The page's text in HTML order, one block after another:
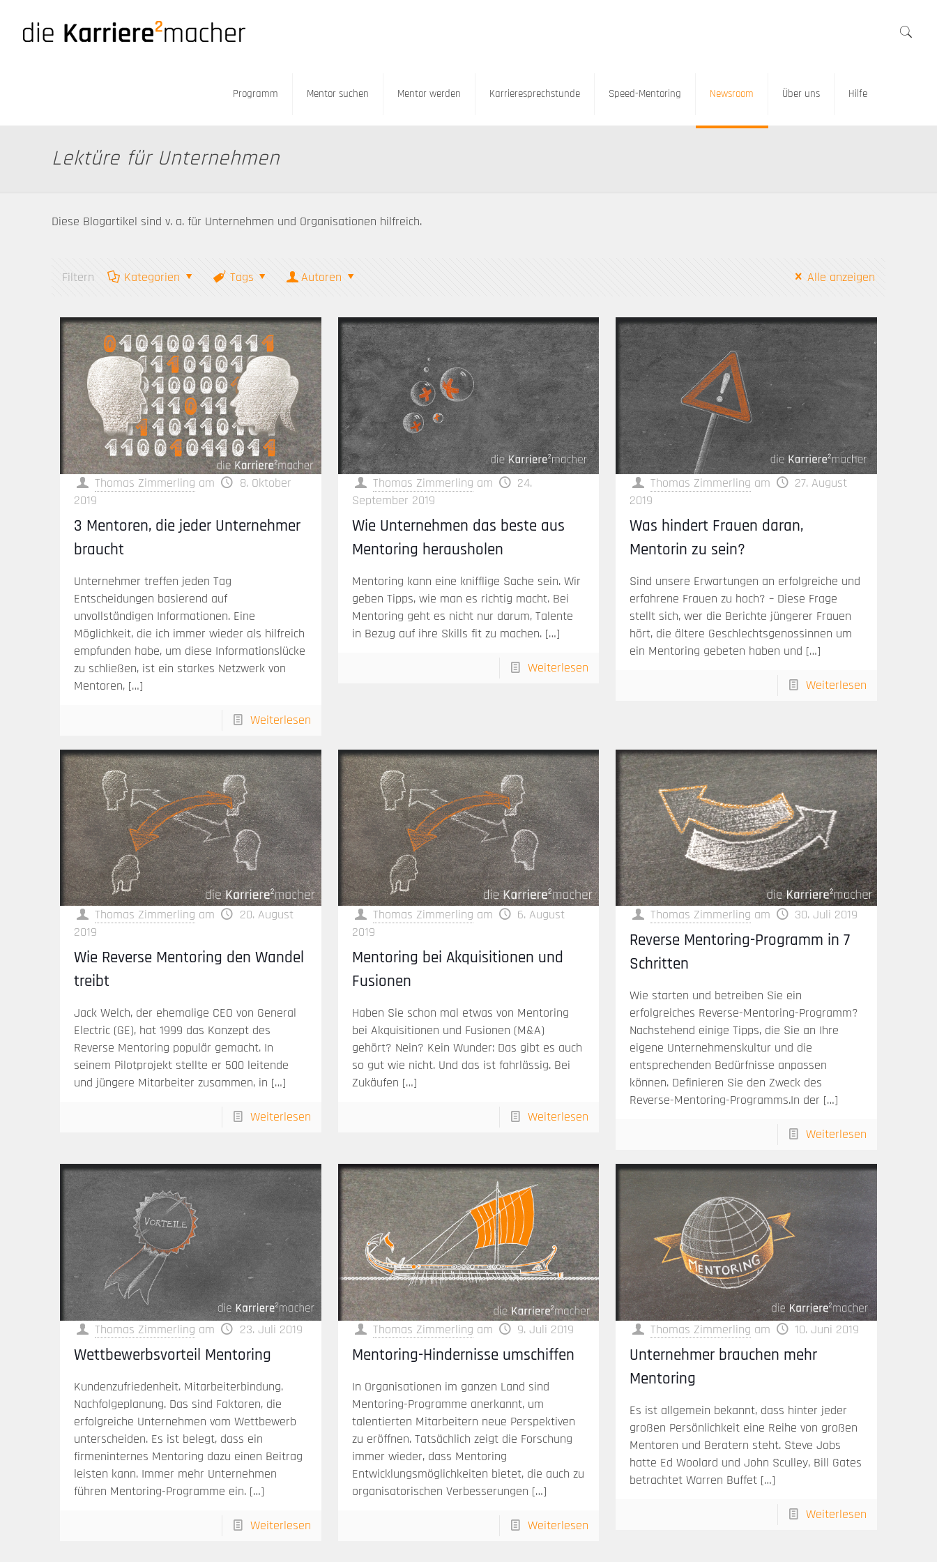
Programm Mentor suchen Mentor werden Karrieresprechstunde Speed-Mentoring Newsroom Über uns Hilfe
Lektüre für Unternehmen
Diese Blogartikel sind v. a. für Unternehmen und Organisationen hilfreich.
Filtern Kategorien Tags Autoren Alle anzeigen
Thomas Zimmerling am
8. Oktober
2019
3 Mentoren, die jeder Unternehmer
braucht
Unternehmer treffen jeden Tag
Entscheidungen basierend auf
unvollständigen Informationen. Eine
Möglichkeit, die ich immer wieder als hilfreich
empfunden habe, um diese Informationslücke
zu schließen, ist ein starkes Netzwerk von
Mentoren, […]
Weiterlesen
Thomas Zimmerling am
24.
September 2019
Wie Unternehmen das beste aus
Mentoring herausholen
Mentoring kann eine knifflige Sache sein. Wir
geben Tipps, wie man es richtig macht. Bei
Mentoring geht es nicht nur darum, Talente
in Bezug auf ihre Skills fit zu machen.[…]
Weiterlesen
Thomas Zimmerling am
27. August
2019
Was hindert Frauen daran,
Mentorin zu sein?
Sind unsere Erwartungen an erfolgreiche und
erfahrene Frauen zu hoch? – Diese Frage
stellt sich, wer die Berichte jüngerer Frauen
hört, die ältere Geschlechtsgenossinnen um
ein Mentoring gebeten haben und […]
Weiterlesen
Thomas Zimmerling am
20. August
2019
Wie Reverse Mentoring den Wandel
treibt
Jack Welch, der ehemalige CEO von General
Electric (GE), hat 1999 das Konzept des
Reverse Mentoring populär gemacht. In
seinem Pilotprojekt stellte er 500 leitende
und jüngere Mitarbeiter zusammen, in […]
Weiterlesen
Thomas Zimmerling am
6. August
2019
Mentoring bei Akquisitionen und
Fusionen
Haben Sie schon mal etwas von Mentoring
bei Akquisitionen und Fusionen (M&A)
gehört? Nein? Kein Wunder: Das gibt es auch
so gut wie nicht. Und das ist fahrlässig. Bei
Zukäufen […]
Weiterlesen
Thomas Zimmerling am 30. Juli 2019
Reverse Mentoring-Programm in 7
Schritten
Wie starten und betreiben Sie ein
erfolgreiches Reverse-Mentoring-Programm?
Nachstehend einige Tipps, die Sie an Ihre
eigene Unternehmenskultur und die
entsprechenden Bedürfnisse anpassen
können. Definieren Sie den Zweck des
Reverse-Mentoring-Programms.In der […]
Weiterlesen
Thomas Zimmerling am 23. Juli 2019
Wettbewerbsvorteil Mentoring
Kundenzufriedenheit. Mitarbeiterbindung.
Nachfolgeplanung. Das sind Faktoren, die
erfolgreiche Unternehmen vom Wettbewerb
unterscheiden. Es ist belegt, dass ein
firmeninternes Mentoring dazu einen Beitrag
leisten kann. Immer mehr Unternehmen
führen Mentoring-Programme ein. […]
Weiterlesen
Thomas Zimmerling am 9. Juli 2019
Mentoring-Hindernisse umschiffen
In Organisationen im ganzen Land sind
Mentoring-Programme anerkannt, um
talentierten Mitarbeitern neue Perspektiven
zu eröffnen. Tatsächlich zeigt die Forschung
immer wieder, dass Mentoring
Entwicklungsmöglichkeiten bietet, die auch zu
organisatorischen Verbesserungen […]
Weiterlesen
Thomas Zimmerling am 10. Juni 2019
Unternehmer brauchen mehr
Mentoring
Es ist allgemein bekannt, dass hinter jeder
großen Persönlichkeit eine Reihe von großen
Mentoren und Beratern steht. Steve Jobs
hatte Ed Woolard und John Sculley, Bill Gates
betrachtet Warren Buffet […]
Weiterlesen